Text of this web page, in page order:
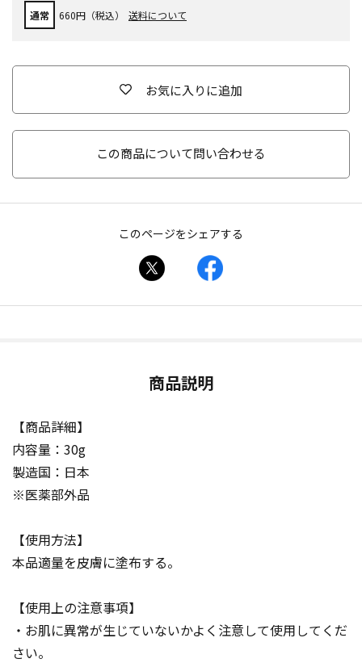
通常 660円（税込） 送料について
お気に入りに追加
この商品について問い合わせる
このページをシェアする
商品説明
【商品詳細】
内容量：30g
製造国：日本
※医薬部外品
【使用方法】
本品適量を皮膚に塗布する。
【使用上の注意事項】
・お肌に異常が生じていないかよく注意して使用してくだ
さい。